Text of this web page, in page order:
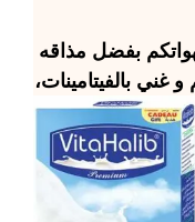
بفضل مذاقه
بالفيتامينات،